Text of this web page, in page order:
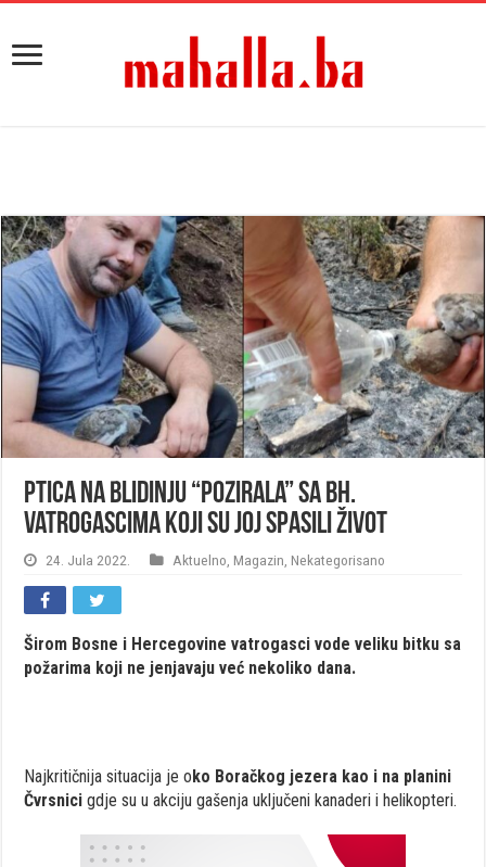
Ptica na Blidinju “pozirala” sa bh.
vatrogascima koji su joj spasili život
24. Jula 2022. Aktuelno Magazin Nekategorisano
Širom Bosne i Hercegovine vatrogasci vode veliku bitku sa
požarima koji ne jenjavaju već nekoliko dana.
Najkritičnija situacija je oko Boračkog jezera kao i na planini
Čvrsnici gdje su u akciju gašenja uključeni kanaderi i helikopteri.